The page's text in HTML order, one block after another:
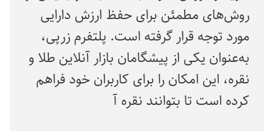
روش‌های مطمئن برای حفظ ارزش دارایی
مورد توجه قرار گرفته است. پلتفرم زرپی،
به‌عنوان یکی از پیشگامان بازار آنلاین طلا و
نقره، این امکان را برای کاربران خود فراهم
کرده است تا بتوانند نقره آ